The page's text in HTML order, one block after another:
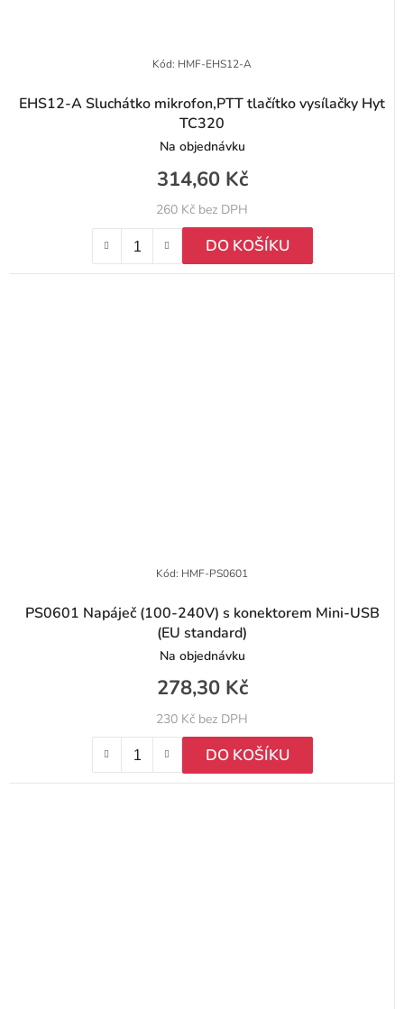
EHS12-A Sluchátko mikrofon,PTT tlačítko vysílačky Hyt
TC320
Na objednávku
260 Kč bez DPH
314,60 Kč
DO KOŠÍKU
Kód: HMF-EHS12-A
PS0601 Napáječ (100-240V) s konektorem Mini-USB
(EU standard)
Na objednávku
230 Kč bez DPH
278,30 Kč
DO KOŠÍKU
Kód: HMF-PS0601